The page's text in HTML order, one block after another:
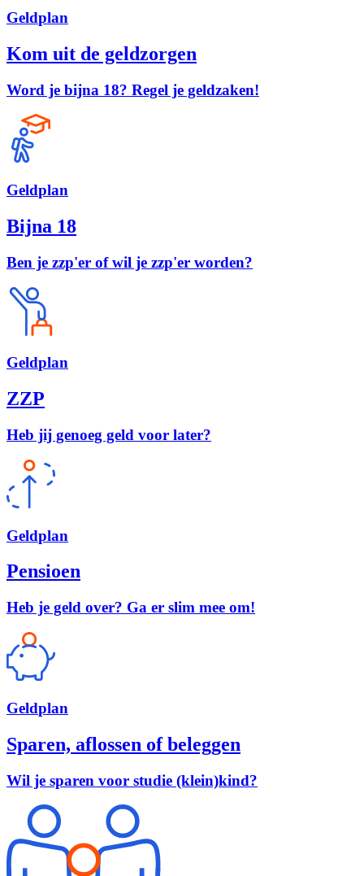
Geldplan
Kom uit de geldzorgen
Word je bijna 18? Regel je geldzaken!
Geldplan
Bijna 18
Ben je zzp'er of wil je zzp'er worden?
Geldplan
ZZP
Heb jij genoeg geld voor later?
Geldplan
Pensioen
Heb je geld over? Ga er slim mee om!
Geldplan
Sparen, aflossen of beleggen
Wil je sparen voor studie (klein)kind?